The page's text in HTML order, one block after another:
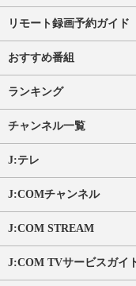
リモート録画予約ガイド
おすすめ番組
ランキング
チャンネル一覧
J:テレ
J:COMチャンネル
J:COM STREAM
J:COM TVサービスガイ